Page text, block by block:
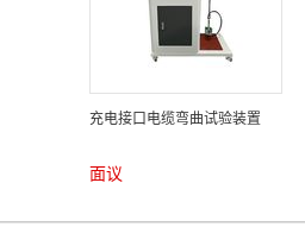
充电接口电缆弯曲试验装置
面议